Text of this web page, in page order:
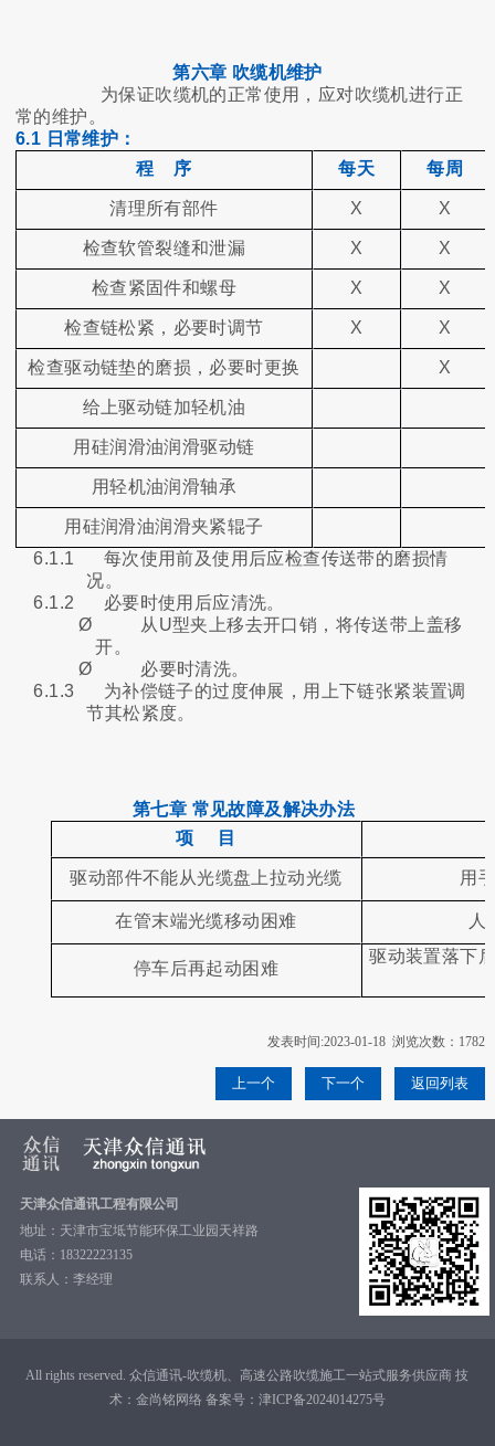
第六章 吹缆机维护
为保证吹缆机的正常使用，应对吹缆机进行正
常的维护。
6.1 日常维护：
程 序
每天 每周
清理所有部件 X X
检查软管裂缝和泄漏 X X
检查紧固件和螺母 X X
检查链松紧，必要时调节 X X
检查驱动链垫的磨损，必要时更换 X
给上驱动链加轻机油
用硅润滑油润滑驱动链
用轻机油润滑轴承
用硅润滑油润滑夹紧辊子
6.1.1
每次使用前及使用后应检查传送带的磨损情
况。
6.1.2
必要时使用后应清洗。
Ø
从U型夹上移去开口销，将传送带上盖移
开。
Ø
必要时清洗。
6.1.3
为补偿链子的过度伸展，用上下链张紧装置调
节其松紧度。
第七章 常见故障及解决办法
项 目
驱动部件不能从光缆盘上拉动光缆 用
在管末端光缆移动困难 人
停车后再起动困难
驱动装置落下
发表时间:2023-01-18 浏览次数：1782
上一个 下一个 返回列表
天津众信通讯工程有限公司
地址：天津市宝坻节能环保工业园天祥路
电话：18322223135
联系人：李经理
All rights reserved. 众信通讯-吹缆机、高速公路吹缆施工一站式服务供应商 技
术： 金尚铭网络 备案号： 津ICP备2024014275号